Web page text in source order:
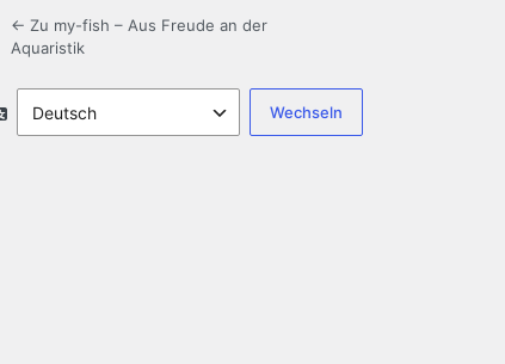
← Zu my-fish – Aus Freude an der
Aquaristik
Sprache